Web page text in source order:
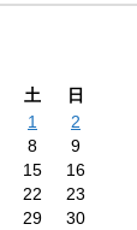
土
日
1
2
8
9
15
16
22
23
29
30